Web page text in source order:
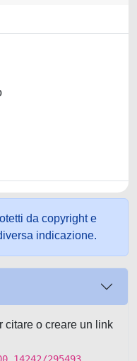
da copyright e
indicazione.
citare o creare un link